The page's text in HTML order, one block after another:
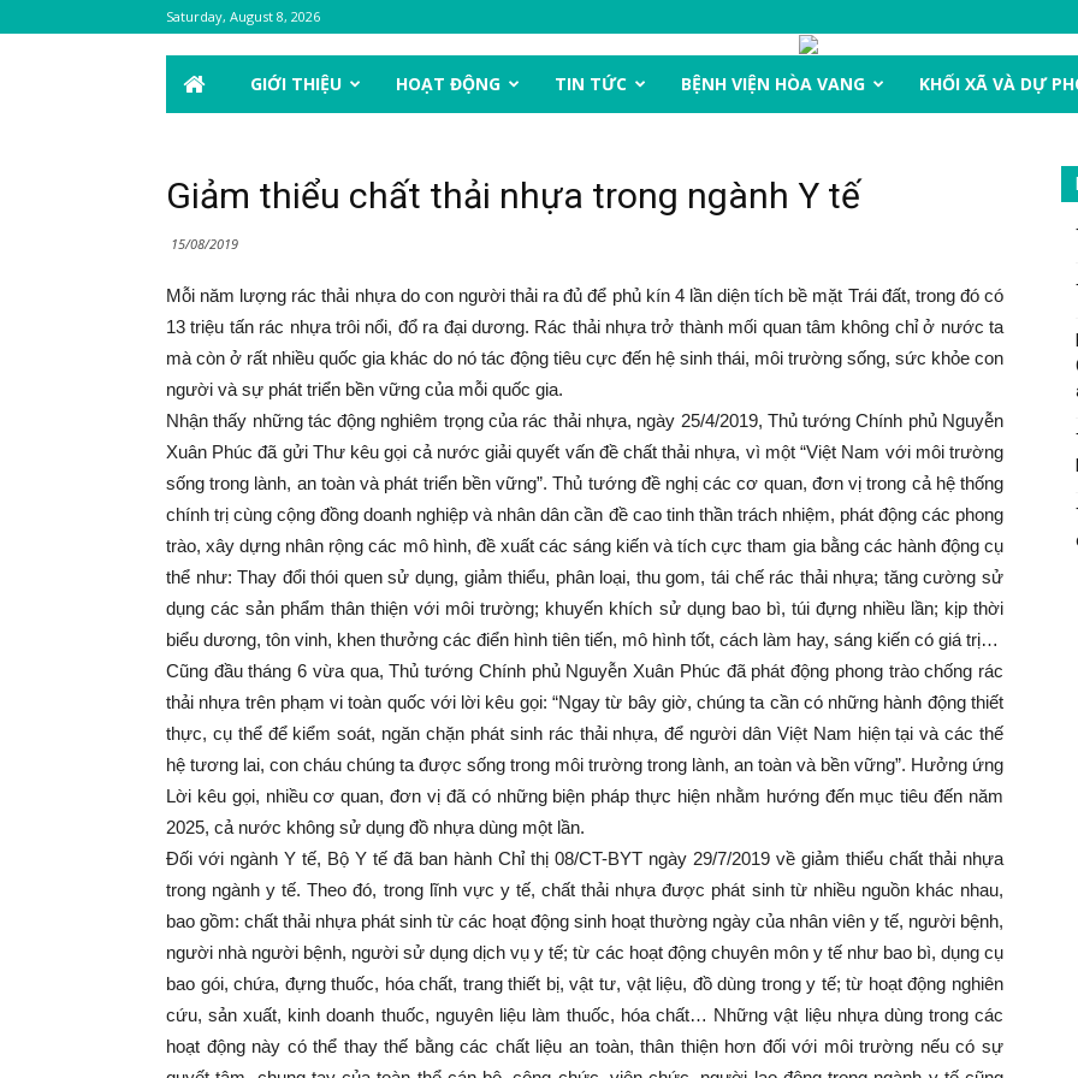
Saturday, August 8, 2026
GIỚI THIỆU HOẠT ĐỘNG TIN TỨC BỆNH VIỆN HÒA VANG KHỐI XÃ VÀ DỰ
Giảm thiểu chất thải nhựa trong ngành Y tế
15/08/2019
Mỗi năm lượng rác thải nhựa do con người thải ra đủ để phủ kín 4 lần diện tích bề mặt Trái đất, trong đó có
13 triệu tấn rác nhựa trôi nổi, đổ ra đại dương. Rác thải nhựa trở thành mối quan tâm không chỉ ở nước ta
mà còn ở rất nhiều quốc gia khác do nó tác động tiêu cực đến hệ sinh thái, môi trường sống, sức khỏe con
người và sự phát triển bền vững của mỗi quốc gia.
Nhận thấy những tác động nghiêm trọng của rác thải nhựa, ngày 25/4/2019, Thủ tướng Chính phủ Nguyễn
Xuân Phúc đã gửi Thư kêu gọi cả nước giải quyết vấn đề chất thải nhựa, vì một “Việt Nam với môi trường
sống trong lành, an toàn và phát triển bền vững”. Thủ tướng đề nghị các cơ quan, đơn vị trong cả hệ thống
chính trị cùng cộng đồng doanh nghiệp và nhân dân cần đề cao tinh thần trách nhiệm, phát động các phong
trào, xây dựng nhân rộng các mô hình, đề xuất các sáng kiến và tích cực tham gia bằng các hành động cụ
thể như: Thay đổi thói quen sử dụng, giảm thiểu, phân loại, thu gom, tái chế rác thải nhựa; tăng cường sử
dụng các sản phẩm thân thiện với môi trường; khuyến khích sử dụng bao bì, túi đựng nhiều lần; kịp thời
biểu dương, tôn vinh, khen thưởng các điển hình tiên tiến, mô hình tốt, cách làm hay, sáng kiến có giá trị…
Cũng đầu tháng 6 vừa qua, Thủ tướng Chính phủ Nguyễn Xuân Phúc đã phát động phong trào chống rác
thải nhựa trên phạm vi toàn quốc với lời kêu gọi: “Ngay từ bây giờ, chúng ta cần có những hành động thiết
thực, cụ thể để kiểm soát, ngăn chặn phát sinh rác thải nhựa, để người dân Việt Nam hiện tại và các thế
hệ tương lai, con cháu chúng ta được sống trong môi trường trong lành, an toàn và bền vững”. Hưởng ứng
Lời kêu gọi, nhiều cơ quan, đơn vị đã có những biện pháp thực hiện nhằm hướng đến mục tiêu đến năm
2025, cả nước không sử dụng đồ nhựa dùng một lần.
Đối với ngành Y tế, Bộ Y tế đã ban hành Chỉ thị 08/CT-BYT ngày 29/7/2019 về giảm thiểu chất thải nhựa
trong ngành y tế. Theo đó, trong lĩnh vực y tế, chất thải nhựa được phát sinh từ nhiều nguồn khác nhau,
bao gồm: chất thải nhựa phát sinh từ các hoạt động sinh hoạt thường ngày của nhân viên y tế, người bệnh,
người nhà người bệnh, người sử dụng dịch vụ y tế; từ các hoạt động chuyên môn y tế như bao bì, dụng cụ
bao gói, chứa, đựng thuốc, hóa chất, trang thiết bị, vật tư, vật liệu, đồ dùng trong y tế; từ hoạt động nghiên
cứu, sản xuất, kinh doanh thuốc, nguyên liệu làm thuốc, hóa chất… Những vật liệu nhựa dùng trong các
hoạt động này có thể thay thế bằng các chất liệu an toàn, thân thiện hơn đối với môi trường nếu có sự